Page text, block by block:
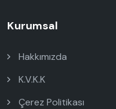
Kurumsal
Hakkımızda
K.V.K.K
Çerez Politikası